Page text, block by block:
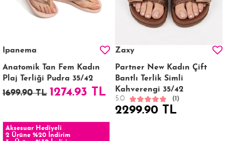
Ipanema
Anatomik Tan Fem Kadın
Plaj Terliği Pudra 35/42
1699.90 TL 1274.93 TL
Aksesuar Hediyeli
2 Ürüne %20 İndirim
Zaxy
Partner New Kadın Çift
Bantlı Terlik Simli
Kahverengi 35/42
5.0 (1)
2299.90 TL